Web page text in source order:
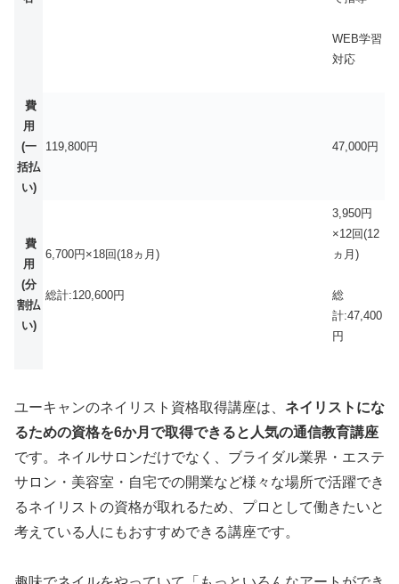
WEB学習
対応
費
用
(一
括払
い)
119,800円 47,000円
費
用
(分
割払
い)
6,700円×18回(18ヵ月)
総計:120,600円
3,950円
×12回(12
ヵ月)
総
計:47,400
円
ユーキャンのネイリスト資格取得講座は、 ネイリストにな
るための資格を6か月で取得できると人気の通信教育講座
です。ネイルサロンだけでなく、ブライダル業界・エステ
サロン・美容室・自宅での開業など様々な場所で活躍でき
るネイリストの資格が取れるため、プロとして働きたいと
考えている人にもおすすめできる講座です。